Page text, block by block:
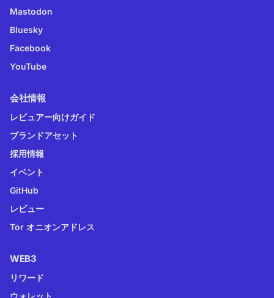
Mastodon
Bluesky
Facebook
YouTube
会社情報
レビュアー向けガイド
ブランドアセット
採用情報
イベント
GitHub
レビュー
Tor オニオンアドレス
WEB3
リワード